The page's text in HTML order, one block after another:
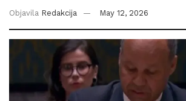
Objavila Redakcija May 12, 2026